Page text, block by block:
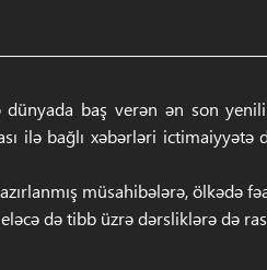
dünyada baş verən ən son
ilə bağlı xəbərləri
müsahibələrə, ölkədə
də tibb üzrə dərsliklərə də